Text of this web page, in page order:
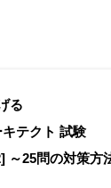
る
テクト 試験
25問の対策方